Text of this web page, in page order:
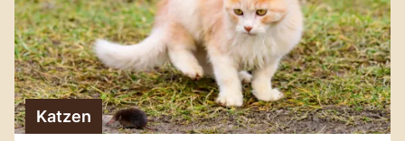
Katzen